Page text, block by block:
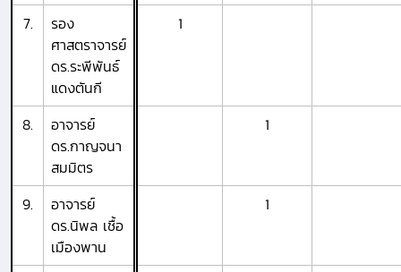
7.
รอง
ศาสตราจารย์
ดร.ระพีพันธ์
แดงตันกี
1
8.
อาจารย์
ดร.กาญจนา
สมมิตร
1
9.
อาจารย์
ดร.นิพล เชื้อ
เมืองพาน
1